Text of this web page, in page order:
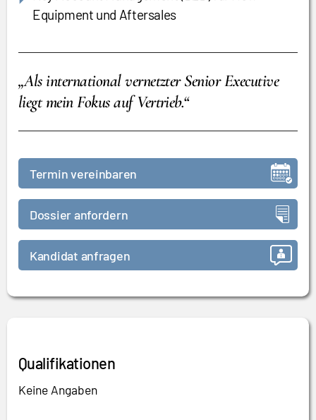
Equipment und Aftersales
„Als international vernetzter Senior Executive
liegt mein Fokus auf Vertrieb.“
Termin vereinbaren
Dossier anfordern
Kandidat anfragen
Qualifikationen
Keine Angaben